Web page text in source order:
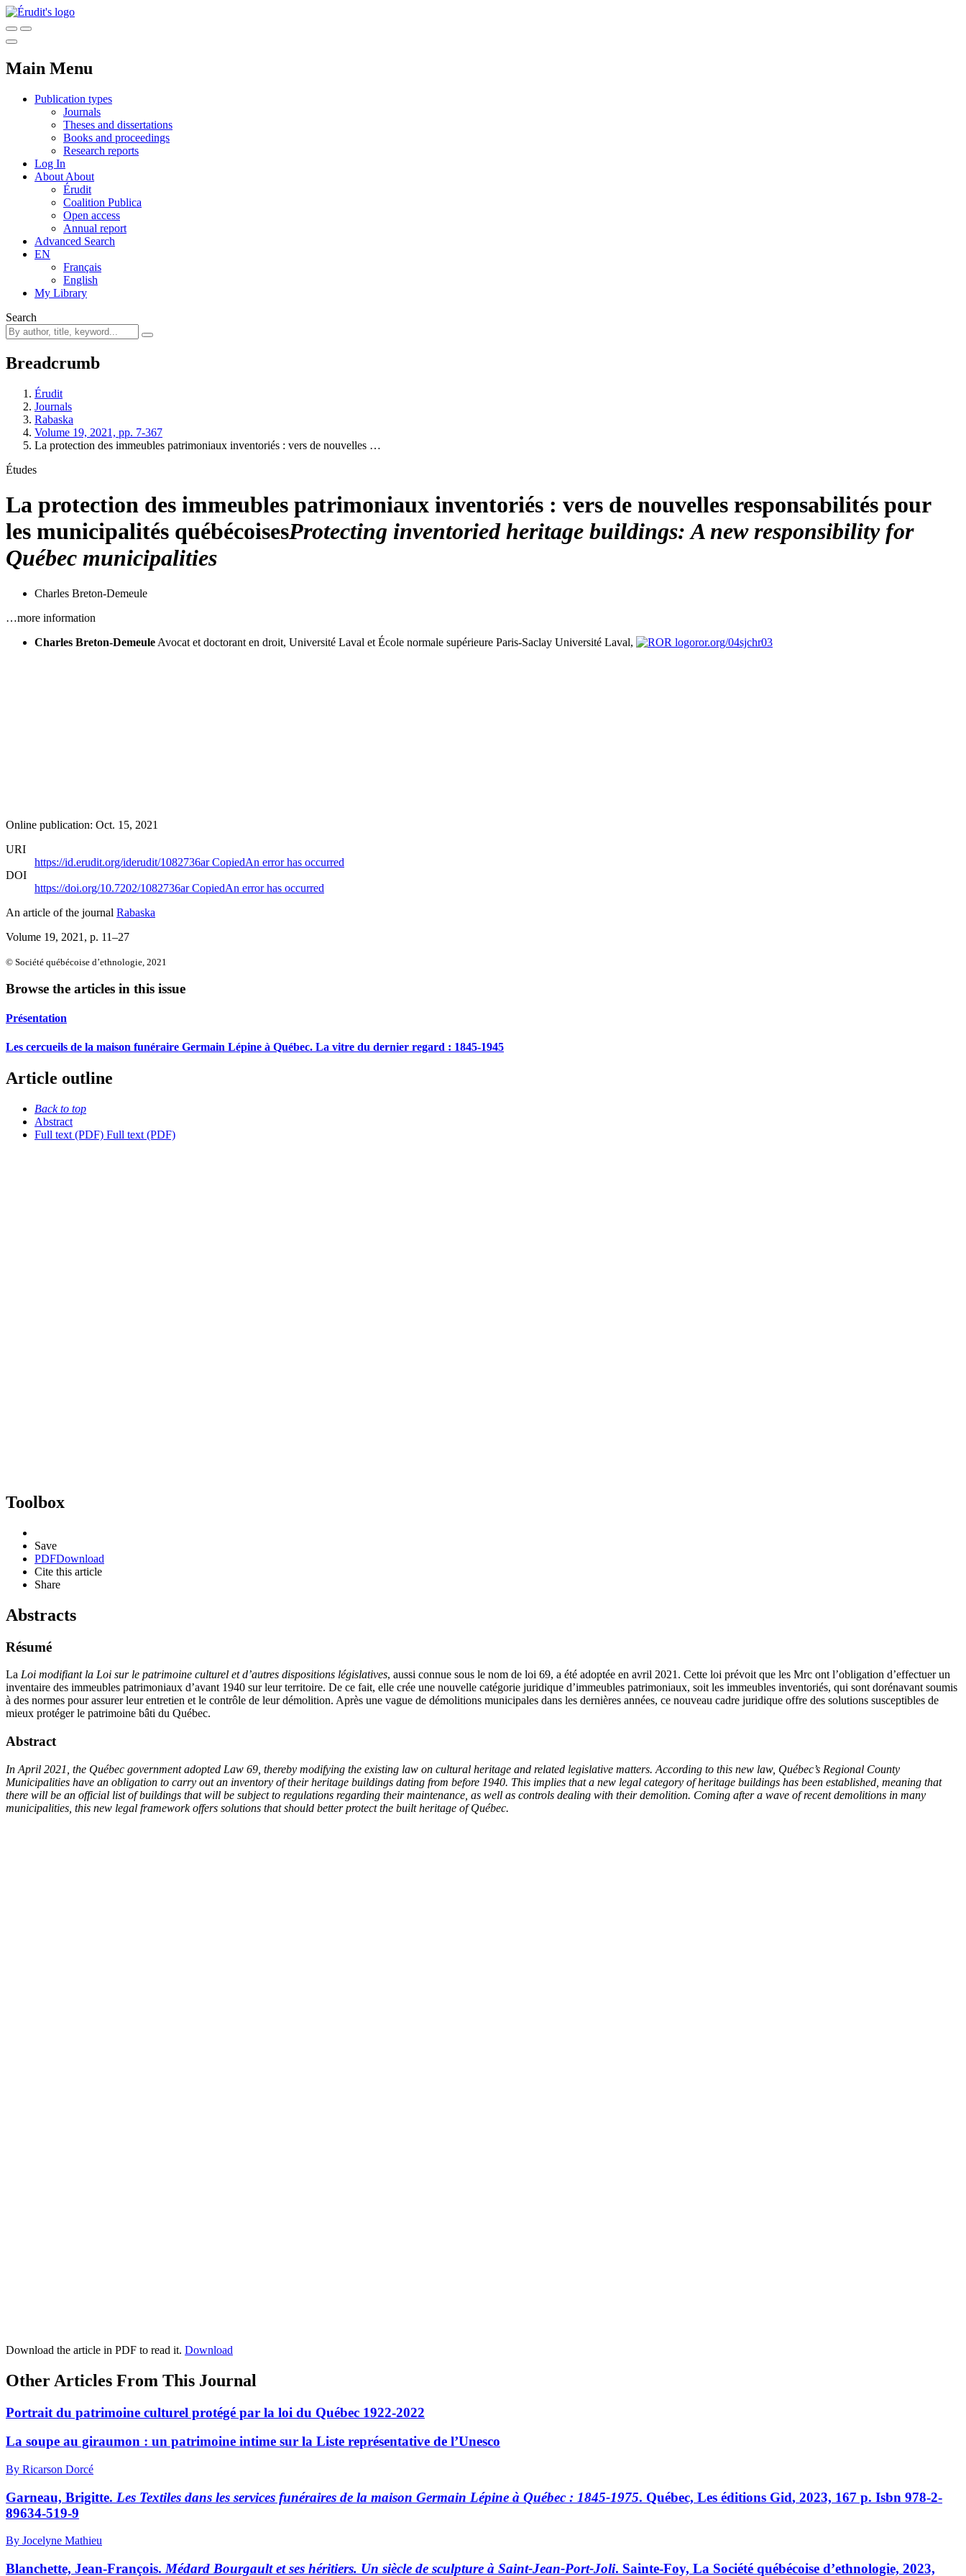
Main Menu
Publication types
Journals
Theses and dissertations
Books and proceedings
Research reports
Log In
About About
Érudit
Coalition Publica
Open access
Annual report
Advanced Search
EN
Français
English
My Library
Search
Breadcrumb
Érudit
Journals
Rabaska
Volume 19, 2021, pp. 7-367
La protection des immeubles patrimoniaux inventoriés : vers de nouvelles …
Études
La protection des immeubles patrimoniaux inventoriés : vers de nouvelles responsabilités pour
les municipalités québécoisesProtecting inventoried heritage buildings: A new responsibility for
Québec municipalities
Charles Breton-Demeule
…more information
Charles Breton-Demeule Avocat et doctorant en droit, Université Laval et École normale supérieure Paris-Saclay Université Laval, ror.org/04sjchr03
Online publication: Oct. 15, 2021
URI
https://id.erudit.org/iderudit/1082736arCopiedAn error has occurred
DOI
https://doi.org/10.7202/1082736arCopiedAn error has occurred
An article of the journal Rabaska
Volume 19, 2021 , p. 11–27
© Société québécoise d’ethnologie, 2021
Browse the articles in this issue
Présentation
Les cercueils de la maison funéraire Germain Lépine à Québec. La vitre du dernier regard : 1845-1945
Article outline
Back to top
Abstract
Full text (PDF) Full text (PDF)
Toolbox
Save
PDFDownload
Cite this article
Share
Abstracts
Résumé
La Loi modifiant la Loi sur le patrimoine culturel et d’autres dispositions législatives, aussi connue sous le nom de loi 69, a été adoptée en avril 2021. Cette loi prévoit que les Mrc ont l’obligation d’effectuer un
inventaire des immeubles patrimoniaux d’avant 1940 sur leur territoire. De ce fait, elle crée une nouvelle catégorie juridique d’immeubles patrimoniaux, soit les immeubles inventoriés, qui sont dorénavant soumis
à des normes pour assurer leur entretien et le contrôle de leur démolition. Après une vague de démolitions municipales dans les dernières années, ce nouveau cadre juridique offre des solutions susceptibles de
mieux protéger le patrimoine bâti du Québec.
Abstract
In April 2021, the Québec government adopted Law 69, thereby modifying the existing law on cultural heritage and related legislative matters. According to this new law, Québec’s Regional County
Municipalities have an obligation to carry out an inventory of their heritage buildings dating from before 1940. This implies that a new legal category of heritage buildings has been established, meaning that
there will be an official list of buildings that will be subject to regulations regarding their maintenance, as well as controls dealing with their demolition. Coming after a wave of recent demolitions in many
municipalities, this new legal framework offers solutions that should better protect the built heritage of Québec.
Download the article in PDF to read it. Download
Other Articles From This Journal
Portrait du patrimoine culturel protégé par la loi du Québec 1922‑2022
La soupe au giraumon : un patrimoine intime sur la Liste représentative de l’Unesco
By Ricarson Dorcé
Garneau, Brigitte. Les Textiles dans les services funéraires de la maison Germain Lépine à Québec : 1845-1975. Québec, Les éditions Gid, 2023, 167 p. Isbn 978-2-
89634-519-9
By Jocelyne Mathieu
Blanchette, Jean-François. Médard Bourgault et ses héritiers. Un siècle de sculpture à Saint-Jean-Port-Joli. Sainte-Foy, La Société québécoise d’ethnologie, 2023,